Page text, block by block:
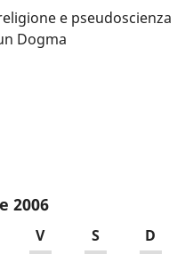
e pseudoscienza
Dogma
2006
V S
D